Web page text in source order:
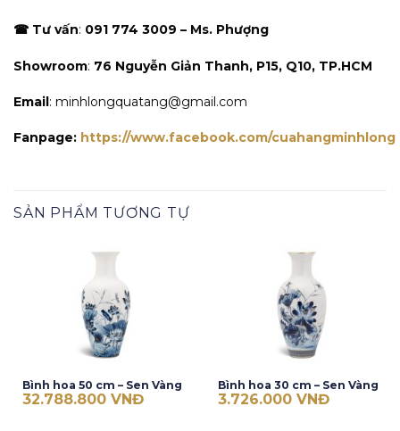
☎ Tư vấn: 091 774 3009 – Ms. Phượng
Showroom: 76 Nguyễn Giản Thanh, P15, Q10, TP.HCM
Email: minhlongquatang@gmail.com
Fanpage: https://www.facebook.com/cuahangminhlong
SẢN PHẨM TƯƠNG TỰ
Bình hoa 50 cm – Sen Vàng
32.788.800 VNĐ
Bình hoa 30 cm – Sen Vàng
3.726.000 VNĐ